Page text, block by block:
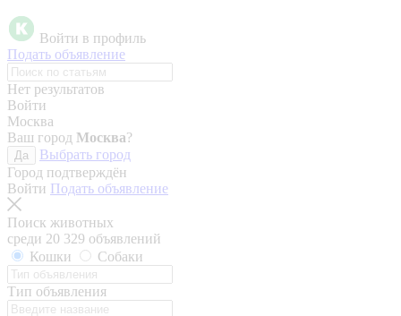
Войти в профиль
Подать объявление
Нет результатов
Войти
Москва
Ваш город Москва?
Да
Выбрать город
Город подтверждён
Войти Подать объявление
Поиск животных
среди 20 329 объявлений
Кошки
Собаки
Тип объявления